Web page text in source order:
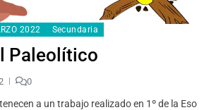
2022 Secundaria
Paleolítico
0
a un trabajo realizado en 1º de la Eso